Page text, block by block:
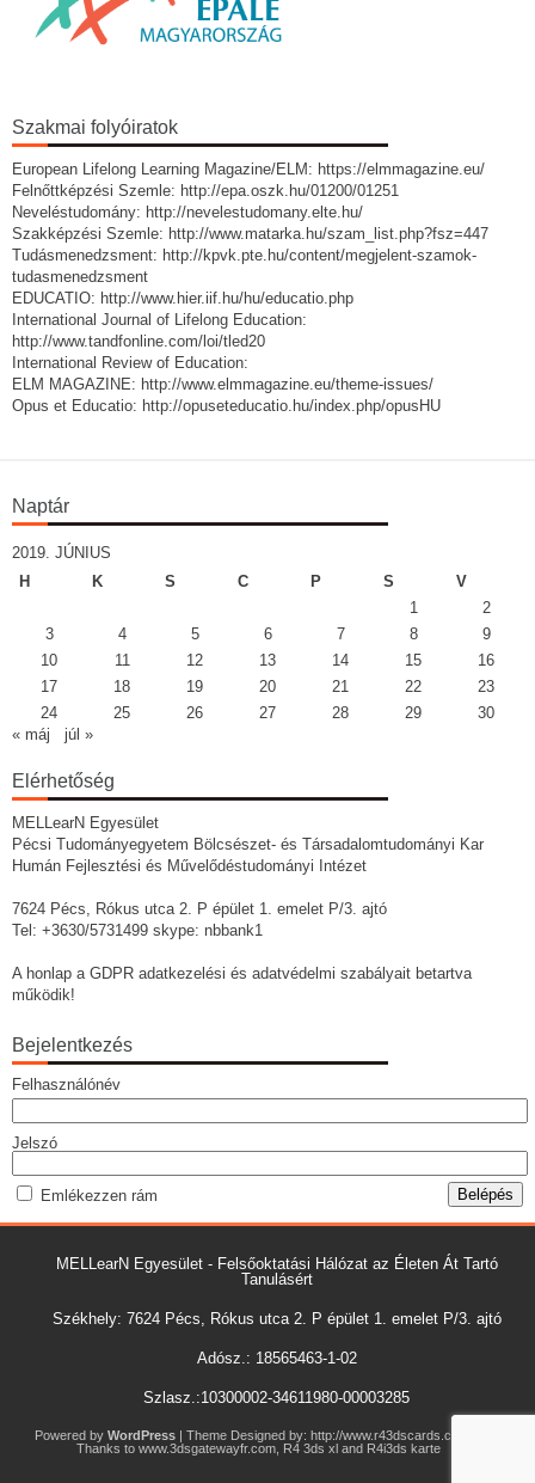
Szakmai folyóiratok
European Lifelong Learning Magazine/ELM: https://elmmagazine.eu/
Felnőttképzési Szemle: http://epa.oszk.hu/01200/01251
Neveléstudomány: http://nevelestudomany.elte.hu/
Szakképzési Szemle: http://www.matarka.hu/szam_list.php?fsz=447
Tudásmenedzsment: http://kpvk.pte.hu/content/megjelent-szamok-
tudasmenedzsment
EDUCATIO: http://www.hier.iif.hu/hu/educatio.php
International Journal of Lifelong Education:
http://www.tandfonline.com/loi/tled20
International Review of Education:
ELM MAGAZINE: http://www.elmmagazine.eu/theme-issues/
Opus et Educatio: http://opuseteducatio.hu/index.php/opusHU
Naptár
2019. JÚNIUS
H
K S C P S
V
1
2
3
4 5 6 7 8
9
10
11 12 13 14 15
16
17
18 19 20 21 22
23
24
25 26 27 28 29
30
« máj
júl »
Elérhetőség
MELLearN Egyesület
Pécsi Tudományegyetem Bölcsészet- és Társadalomtudományi Kar
Humán Fejlesztési és Művelődéstudományi Intézet
7624 Pécs, Rókus utca 2. P épület 1. emelet P/3. ajtó
Tel: +3630/5731499 skype: nbbank1
A honlap a GDPR adatkezelési és adatvédelmi szabályait betartva
működik!
Bejelentkezés
Felhasználónév
Jelszó
Emlékezzen rám
MELLearN Egyesület - Felsőoktatási Hálózat az Életen Át Tartó
Tanulásért
Székhely: 7624 Pécs, Rókus utca 2. P épület 1. emelet P/3. ajtó
Adósz.: 18565463-1-02
Szlasz.:10300002-34611980-00003285
Powered by WordPress| Theme Designed by: http://www.r43dscards.co.uk
Thanks to www.3dsgatewayfr.com R4 3ds xl and R4i3ds karte